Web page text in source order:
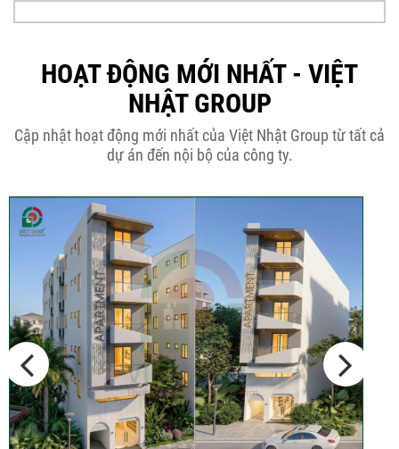
Bê Tông...
THÔNG BÁO KẾ HOẠCH TĂNG ĐƠN
GIÁ XÂY DỰNG NHÀ...
Thép Râu Tường – Kinh Nghiệm Thi
Công Chuẩn Kỹ...
10 Vị Trí Nên Xây Gạch Đinh – Chủ
Đầu...
HOẠT ĐỘNG MỚI NHẤT - VIỆT
NHẬT GROUP
Cập nhật hoạt động mới nhất của Việt Nhật Group từ tất cả
dự án đến nội bộ của công ty.